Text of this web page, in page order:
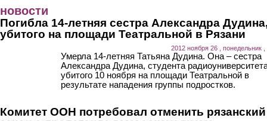
новости
Погибла 14-летняя сестра Александра
убитого на площади Театральной в Рязани
2012 ноября 26 , понедельник ,
Умерла 14-летняя Татьяна Дудина. Она – сестра
Александра Дудина, студента
убитого 10 ноября на площади Театральной в
результате нападения группы подростков.
Комитет ООН потребовал отменить рязанский